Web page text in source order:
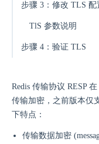
步骤 3：修改 TLS 配
TlS 参数说明
步骤 4：验证 TLS
Redis 传输协议 RESP
传输加密，之前版本仅
下特点：
传输数据加密